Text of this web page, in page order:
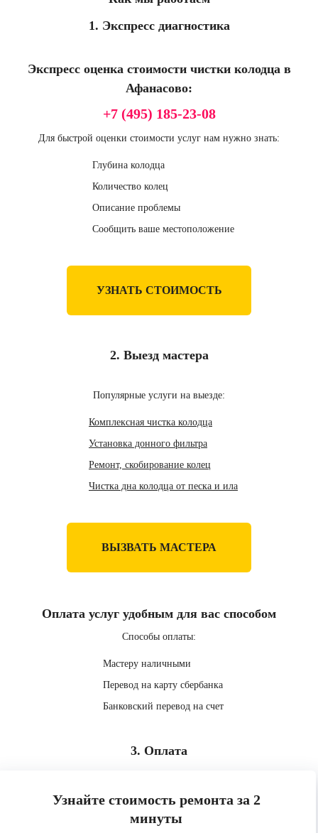
1. Экспресс диагностика
Экспресс оценка стоимости чистки колодца в
Афанасово:
+7 (495) 185-23-08
Для быстрой оценки стоимости услуг нам нужно знать:
Глубина колодца
Количество колец
Описание проблемы
Сообщить ваше местоположение
УЗНАТЬ СТОИМОСТЬ
2. Выезд мастера
Популярные услуги на выезде:
Комплексная чистка колодца
Установка донного фильтра
Ремонт, скобирование колец
Чистка дна колодца от песка и ила
ВЫЗВАТЬ МАСТЕРА
3. Оплата
Узнайте стоимость ремонта за 2
минуты
Оплата услуг удобным для вас способом
Способы оплаты:
Мастеру наличными
Перевод на карту сбербанка
Банковский перевод на счет